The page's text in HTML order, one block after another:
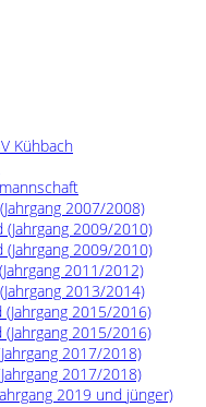
Kühbach
2007/2008)
(Jahrgang 2009/2010)
(Jahrgang 2009/2010)
2011/2012)
2013/2014)
(Jahrgang 2015/2016)
(Jahrgang 2015/2016)
2017/2018)
2017/2018)
2019 und jünger)